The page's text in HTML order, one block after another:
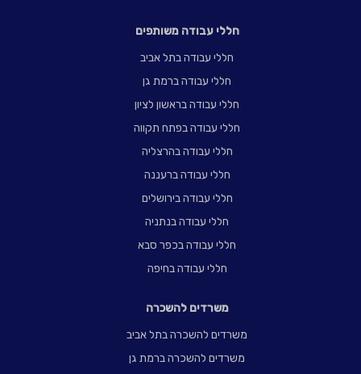
חללי עבודה משותפים
חללי עבודה בתל אביב
חללי עבודה ברמת גן
חללי עבודה בראשון לציון
חללי עבודה בפתח תקווה
חללי עבודה בהרצליה
חללי עבודה ברעננה
חללי עבודה בירושלים
חללי עבודה בנתניה
חללי עבודה בכפר סבא
חללי עבודה בחיפה
משרדים להשכרה
משרדים להשכרה בתל אביב
משרדים להשכרה ברמת גן